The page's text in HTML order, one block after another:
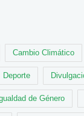
Cambio Climático
Deporte
de Género